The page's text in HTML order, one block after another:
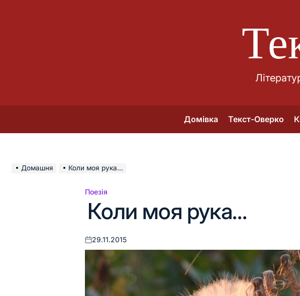
Домівка Текст-Оверко
Домашня Коли моя рука…
Опублікувати
Поезія
Коли моя рука…
Оприлюднено
29.11.2015